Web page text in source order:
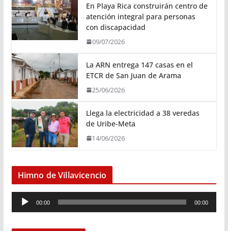
En Playa Rica construirán centro de
atención integral para personas
con discapacidad
09/07/2026
La ARN entrega 147 casas en el
ETCR de San Juan de Arama
25/06/2026
Llega la electricidad a 38 veredas
de Uribe-Meta
14/06/2026
Himno de Villavicencio
e
00:00 00:00